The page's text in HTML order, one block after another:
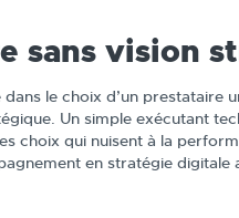
sans vision
le choix d’un prestataire
Un simple exécutant
choix qui nuisent à la
en stratégie